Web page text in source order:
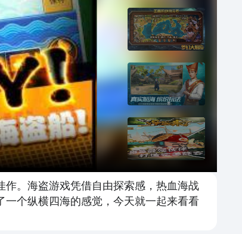
。海盗游戏凭借自由探索感，热血海战
个纵横四海的感觉，今天就一起来看看